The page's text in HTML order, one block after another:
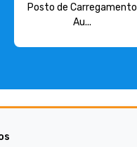
Posto de Carregamento
Au...